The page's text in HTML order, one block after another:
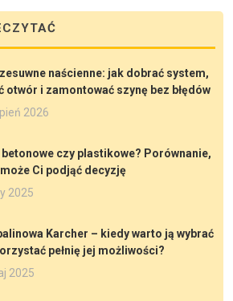
naścienne: jak dobrać system,
otwór i zamontować szynę bez błędów
2026
czy plastikowe? Porównanie,
Ci podjąć decyzję
2025
Karcher – kiedy warto ją wybrać
pełnię jej możliwości?
2025